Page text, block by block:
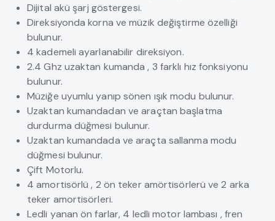
Dijital akü şarj göstergesi.
Direksiyonda korna ve müzik değiştirme özelliği
bulunur.
4 kademeli ayarlanabilir direksiyon.
2.4 Ghz uzaktan kumanda , 3 farklı hız fonksiyonu
bulunur.
Müziğe uyumlu yanıp sönen ışık modu bulunur.
Uzaktan kumandadan ve araçtan başlatma
durdurma düğmesi bulunur.
Uzaktan kumandada ve araçta sallanma modu
düğmesi bulunur.
Çift Motorlu.
4 amortisörlü , 2 ön teker amörtisörlerü ve 2 arka
teker amortisörleri.
Ledli yanan ön farlar, 4 ledli motor lambası , fren